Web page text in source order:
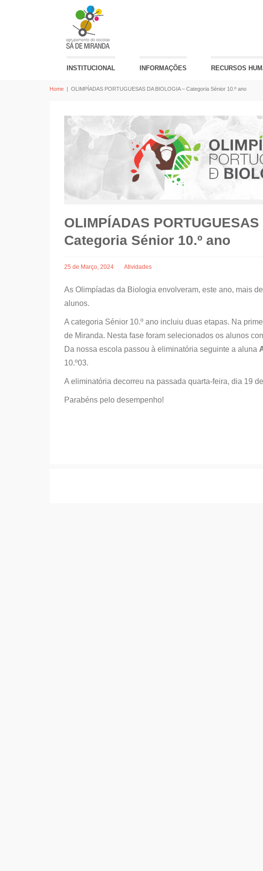
INSTITUCIONAL INFORMAÇÕES RECURSOS
Home | OLIMPÍADAS PORTUGUESAS DA BIOLOGIA – Categoria Sénior 10.º ano
OLIMPÍADAS
Categoria Sénior 10.º ano
25 de Março, 2024 Atividades
As Olimpíadas da Biologia envolveram, este ano, mais
alunos.
A categoria Sénior 10.º ano incluiu duas etapas. Na
de Miranda. Nesta fase foram selecionados os alunos
Da nossa escola passou à eliminatória seguinte a aluna
10.º03.
A eliminatória decorreu na passada quarta-feira, dia 19
Parabéns pelo desempenho!